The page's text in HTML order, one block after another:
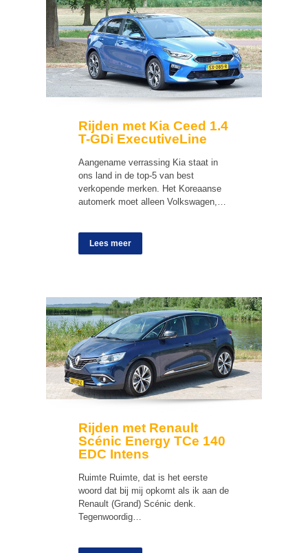
Rijden met Kia Ceed 1.4
T-GDi ExecutiveLine
Aangename verrassing Kia staat in
ons land in de top-5 van best
verkopende merken. Het Koreaanse
automerk moet alleen Volkswagen,…
Lees meer
Rijden met Renault
Scénic Energy TCe 140
EDC Intens
Ruimte Ruimte, dat is het eerste
woord dat bij mij opkomt als ik aan de
Renault (Grand) Scénic denk.
Tegenwoordig…